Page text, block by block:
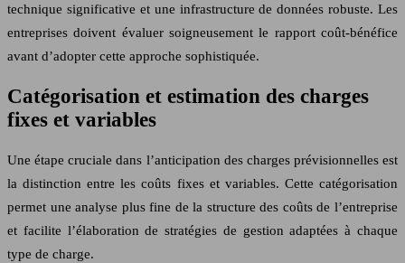
technique significative et une infrastructure de données robuste. Les
entreprises doivent évaluer soigneusement le rapport coût-bénéfice
avant d’adopter cette approche sophistiquée.
Catégorisation et estimation des charges
fixes et variables
Une étape cruciale dans l’anticipation des charges prévisionnelles est
la distinction entre les coûts fixes et variables. Cette catégorisation
permet une analyse plus fine de la structure des coûts de l’entreprise
et facilite l’élaboration de stratégies de gestion adaptées à chaque
type de charge.